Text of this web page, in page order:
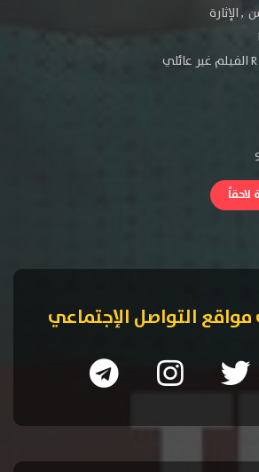
,الإثارة
R الفيلم غير عائلي
مواقع التواصل الإجتماعي